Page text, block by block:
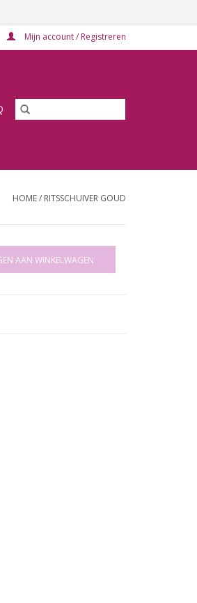
Mijn account / Registreren
HOME/ RITSSCHUIVER GOUD
AAN WINKELWAGEN